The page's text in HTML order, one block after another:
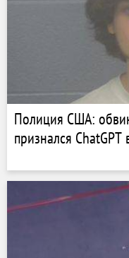
Полиция США:
признался